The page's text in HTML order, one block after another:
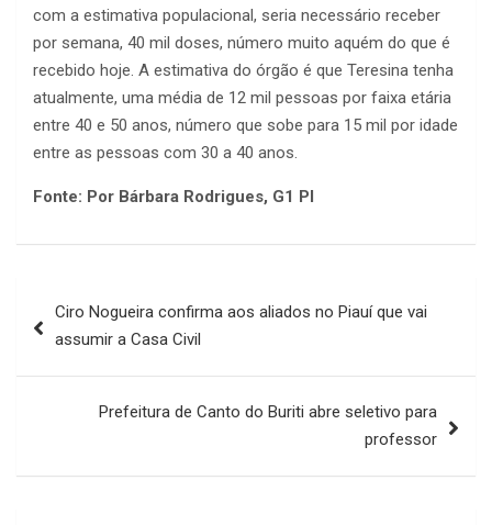
com a estimativa populacional, seria necessário receber
por semana, 40 mil doses, número muito aquém do que é
recebido hoje. A estimativa do órgão é que Teresina tenha
atualmente, uma média de 12 mil pessoas por faixa etária
entre 40 e 50 anos, número que sobe para 15 mil por idade
entre as pessoas com 30 a 40 anos.
Fonte: Por Bárbara Rodrigues, G1 PI
de
Ciro Nogueira confirma aos aliados no Piauí que vai
assumir a Casa Civil
Prefeitura de Canto do Buriti abre seletivo para
professor